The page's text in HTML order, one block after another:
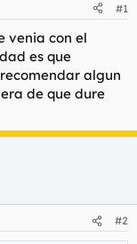
#1
venia con el
es que
algun
de que dure
#2